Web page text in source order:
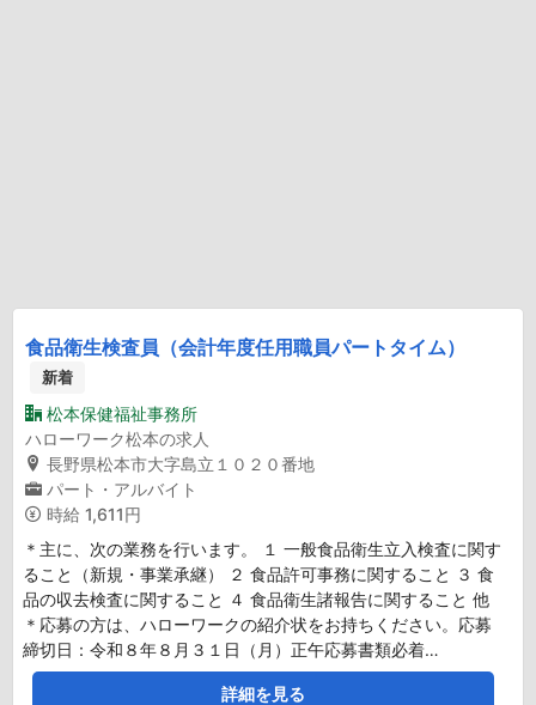
食品衛生検査員（会計年度任用職員パートタイム）
新着
松本保健福祉事務所
ハローワーク松本の求人
長野県松本市大字島立１０２０番地
パート・アルバイト
時給 1,611円
＊主に、次の業務を行います。 １ 一般食品衛生立入検査に関す
ること（新規・事業承継） ２ 食品許可事務に関すること ３ 食
品の収去検査に関すること ４ 食品衛生諸報告に関すること 他
＊応募の方は、ハローワークの紹介状をお持ちください。応募
締切日：令和８年８月３１日（月）正午応募書類必着…
詳細を見る